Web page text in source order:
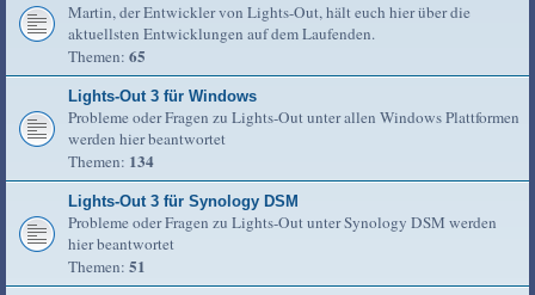
Martin, der Entwickler von Lights-Out, hält euch hier über die
aktuellsten Entwicklungen auf dem Laufenden.
Themen: 65
Lights-Out 3 für Windows
Probleme oder Fragen zu Lights-Out unter allen Windows Plattformen
werden hier beantwortet
Themen: 134
Lights-Out 3 für Synology DSM
Probleme oder Fragen zu Lights-Out unter Synology DSM werden
hier beantwortet
Themen: 51